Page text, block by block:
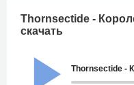
Thornsectide -
скачать
Thornsectide -